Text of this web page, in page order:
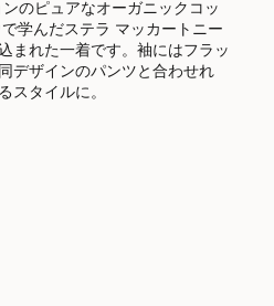
のピュアなオーガニックコッ
学んだステラ マッカートニー
まれた一着です。袖にはフラッ
デザインのパンツと合わせれ
スタイルに。